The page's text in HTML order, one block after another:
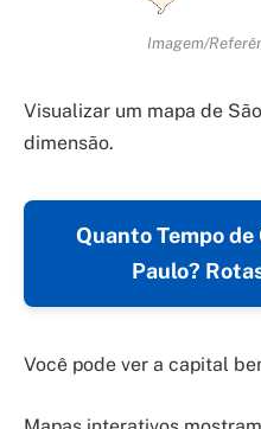
Imagem/
Visualizar um mapa de
dimensão.
Quanto Tempo
Paulo?
Você pode ver a capital